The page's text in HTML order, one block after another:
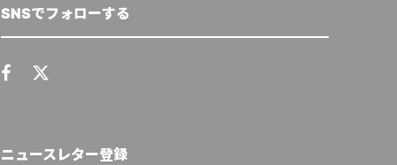
SNSでフォローする
ニュースレター登録